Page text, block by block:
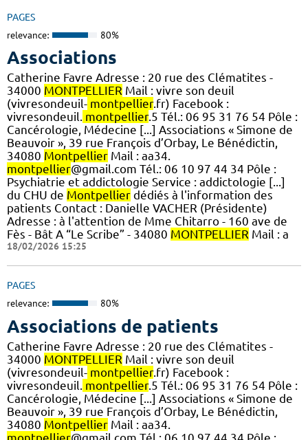
PAGES
relevance: 80%
Associations
Catherine Favre Adresse : 20 rue des Clématites -
34000 MONTPELLIER Mail : vivre son deuil
(vivresondeuil- montpellier.fr) Facebook :
vivresondeuil. montpellier.5 Tél.: 06 95 31 76 54 Pôle :
Cancérologie, Médecine [...] Associations « Simone de
Beauvoir », 39 rue François d’Orbay, Le Bénédictin,
34080 Montpellier Mail : aa34.
montpellier@gmail.com Tél.: 06 10 97 44 34 Pôle :
Psychiatrie et addictologie Service : addictologie [...]
du CHU de Montpellier dédiés à l'information des
patients Contact : Danielle VACHER (Présidente)
Adresse : à l'attention de Mme Chitarro - 160 ave de
Fès - Bât A “Le Scribe” - 34080 MONTPELLIER Mail : a
18/02/2026 15:25
PAGES
relevance: 80%
Associations de patients
Catherine Favre Adresse : 20 rue des Clématites -
34000 MONTPELLIER Mail : vivre son deuil
(vivresondeuil- montpellier.fr) Facebook :
vivresondeuil. montpellier.5 Tél.: 06 95 31 76 54 Pôle :
Cancérologie, Médecine [...] Associations « Simone de
Beauvoir », 39 rue François d’Orbay, Le Bénédictin,
34080 Montpellier Mail : aa34.